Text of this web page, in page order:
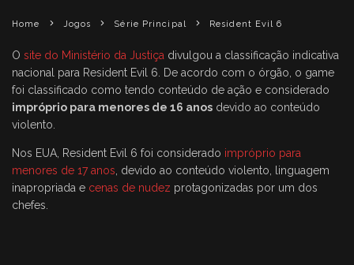
Home Jogos Série Principal Resident Evil 6
O site do Ministério da Justiça divulgou a classificação indicativa
nacional para Resident Evil 6. De acordo com o órgão, o game
foi classificado como tendo conteúdo de ação e considerado
impróprio para menores de 16 anos devido ao conteúdo
violento.
Nos EUA, Resident Evil 6 foi considerado impróprio para
menores de 17 anos, devido ao conteúdo violento, linguagem
inapropriada e cenas de nudez protagonizadas por um dos
chefes.